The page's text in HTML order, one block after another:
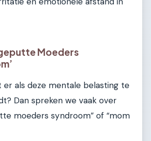
Moeders
er als deze mentale belasting te
Dan spreken we vaak over
moeders syndroom” of “mom